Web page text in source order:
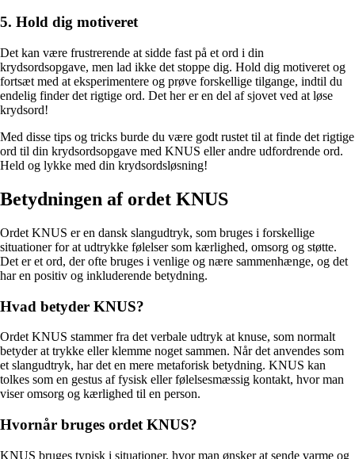
5. Hold dig motiveret
Det kan være frustrerende at sidde fast på et ord i din
krydsordsopgave, men lad ikke det stoppe dig. Hold dig motiveret og
fortsæt med at eksperimentere og prøve forskellige tilgange, indtil du
endelig finder det rigtige ord. Det her er en del af sjovet ved at løse
krydsord!
Med disse tips og tricks burde du være godt rustet til at finde det rigtige
ord til din krydsordsopgave med KNUS eller andre udfordrende ord.
Held og lykke med din krydsordsløsning!
Betydningen af ordet KNUS
Ordet KNUS er en dansk slangudtryk, som bruges i forskellige
situationer for at udtrykke følelser som kærlighed, omsorg og støtte.
Det er et ord, der ofte bruges i venlige og nære sammenhænge, og det
har en positiv og inkluderende betydning.
Hvad betyder KNUS?
Ordet KNUS stammer fra det verbale udtryk at knuse, som normalt
betyder at trykke eller klemme noget sammen. Når det anvendes som
et slangudtryk, har det en mere metaforisk betydning. KNUS kan
tolkes som en gestus af fysisk eller følelsesmæssig kontakt, hvor man
viser omsorg og kærlighed til en person.
Hvornår bruges ordet KNUS?
KNUS bruges typisk i situationer, hvor man ønsker at sende varme og